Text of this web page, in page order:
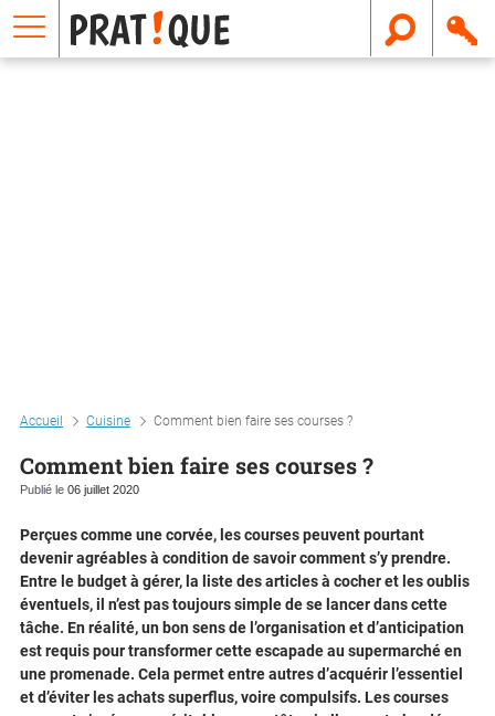
Accueil Cuisine Comment bien faire ses courses ?
Comment bien faire ses courses ?
Publié le 06 juillet 2020
Perçues comme une corvée, les courses peuvent pourtant
devenir agréables à condition de savoir comment s’y prendre.
Entre le budget à gérer, la liste des articles à cocher et les oublis
éventuels, il n’est pas toujours simple de se lancer dans cette
tâche. En réalité, un bon sens de l’organisation et d’anticipation
est requis pour transformer cette escapade au supermarché en
une promenade. Cela permet entre autres d’acquérir l’essentiel
et d’éviter les achats superflus, voire compulsifs. Les courses
E
m
a